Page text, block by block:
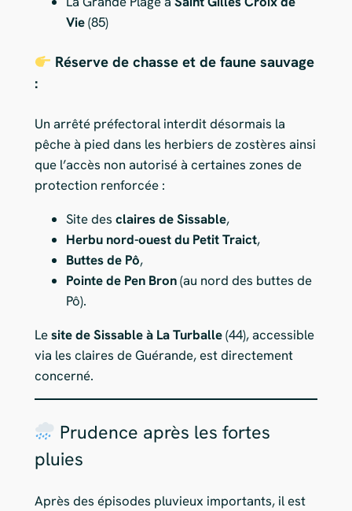
Vie(85)
Réserve de chasse et de faune sauvage
:
Un arrêté préfectoral interdit désormais la
pêche à pied dans les herbiers de zostères ainsi
que l’accès non autorisé à certaines zones de
protection renforcée :
Site des claires de Sissable,
Herbu nord-ouest du Petit Traict,
Buttes de Pô,
Pointe de Pen Bron(au nord des buttes de
Pô).
Lesite de Sissable à La Turballe(44), accessible
via les claires de Guérande, est directement
concerné.
Prudence après les fortes
pluies
Après des épisodes pluvieux importants, il est